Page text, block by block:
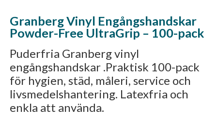
Granberg Vinyl Engångshandskar
Powder-Free UltraGrip – 100-pack
Puderfria Granberg vinyl
engångshandskar .Praktisk 100-pack
för hygien, städ, måleri, service och
livsmedelshantering. Latexfria och
enkla att använda.